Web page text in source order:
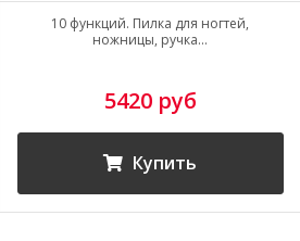
10 функций. Пилка для ногтей,
ножницы, ручка...
5420 руб
Купить